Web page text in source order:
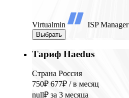
Virtualmin ISP Manager
Выбрать
Тариф Haedus
Страна Россия
750₽ 677₽ / в месяц
null₽ за 3 месяца